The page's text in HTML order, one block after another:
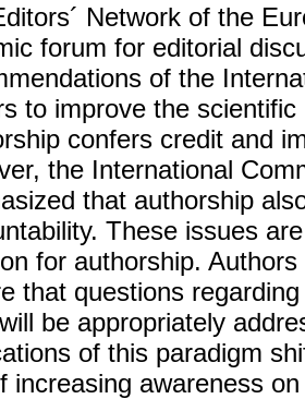
Network of the
forum for editorial
of the
to improve the
confers credit and
the International
that authorship
These issues
for authorship.
that questions
be appropriately
of this paradigm
increasing awareness